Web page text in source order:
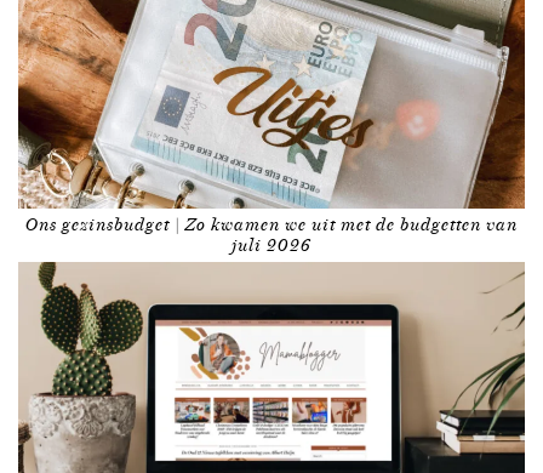
Ons gezinsbudget | Zo kwamen we uit met de budgetten van
juli 2026